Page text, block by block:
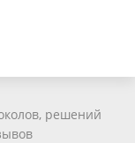
решений